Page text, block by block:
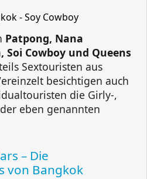
Patpong, Nana
Cowboy und Queens
Sextouristen aus
besichtigen auch
die Girly-,
eben genannten
– Die
von Bangkok